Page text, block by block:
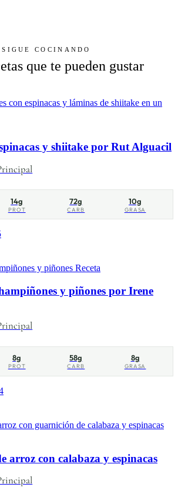
SIGUE COCINANDO
que te pueden gustar
y shiitake por Rut Alguacil
14g
PROT
72g
CARB
10g
GRASA
Receta
y piñones por Irene
8g
PROT
58g
CARB
8g
GRASA
arroz con calabaza y espinacas